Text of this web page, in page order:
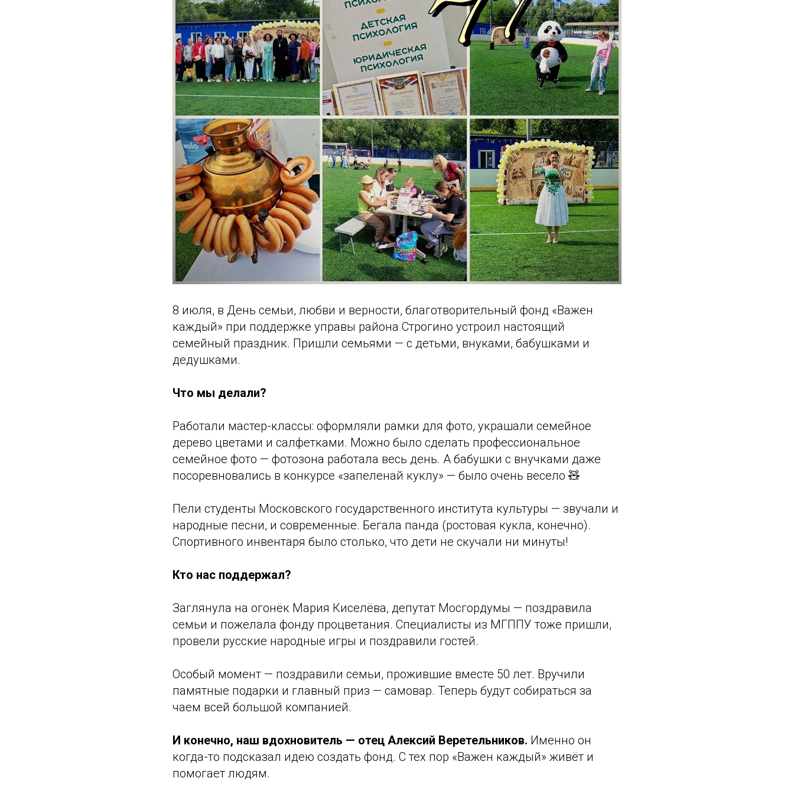
8 июля, в День семьи, любви и верности, благотворительный фонд «Важен
каждый» при поддержке управы района Строгино устроил настоящий
семейный праздник. Пришли семьями — с детьми, внуками, бабушками и
дедушками.
Что мы делали?
Работали мастер-классы: оформляли рамки для фото, украшали семейное
дерево цветами и салфетками. Можно было сделать профессиональное
семейное фото — фотозона работала весь день. А бабушки с внучками даже
посоревновались в конкурсе «запеленай куклу» — было очень весело 🧸
Пели студенты Московского государственного института культуры — звучали и
народные песни, и современные. Бегала панда (ростовая кукла, конечно).
Спортивного инвентаря было столько, что дети не скучали ни минуты!
Кто нас поддержал?
Заглянула на огонёк Мария Киселёва, депутат Мосгордумы — поздравила
семьи и пожелала фонду процветания. Специалисты из МГППУ тоже пришли,
провели русские народные игры и поздравили гостей.
Особый момент — поздравили семьи, прожившие вместе 50 лет. Вручили
памятные подарки и главный приз — самовар. Теперь будут собираться за
чаем всей большой компанией.
И конечно, наш вдохновитель — отец Алексий Веретельников. Именно он
когда-то подсказал идею создать фонд. С тех пор «Важен каждый» живёт и
помогает людям.